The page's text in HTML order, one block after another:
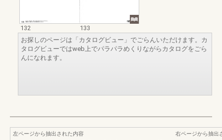
132
133
お探しのページは「カタログビュー」でごらんいただけます。カ
タログビューではweb上でパラパラめくりながらカタログをごら
んになれます。
左ページから抽出された内容
右ページから抽出